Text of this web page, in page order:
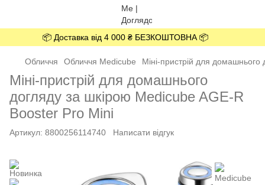
📦 Доставка від 4 000 ₴ БЕЗКОШТОВНА 📦
Обличчя Обличчя Medicube Міні-пристрій для
Міні-пристрій для домашнього
догляду за шкірою Medicube AGE-R
Booster Pro Mini
Артикул: 8800256114740 Написати відгук